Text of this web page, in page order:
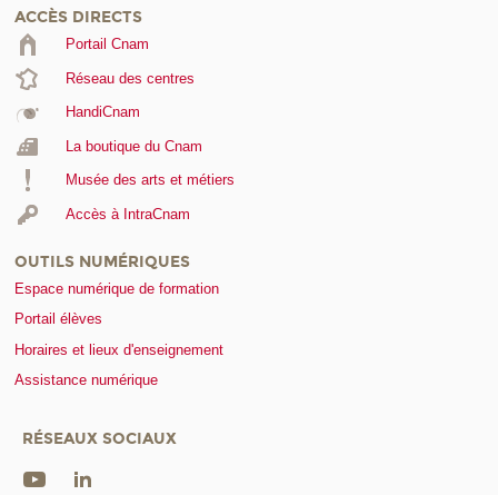
ACCÈS DIRECTS
Portail Cnam
Réseau des centres
HandiCnam
La boutique du Cnam
Musée des arts et métiers
Accès à IntraCnam
OUTILS NUMÉRIQUES
Espace numérique de formation
Portail élèves
Horaires et lieux d'enseignement
Assistance numérique
RÉSEAUX SOCIAUX